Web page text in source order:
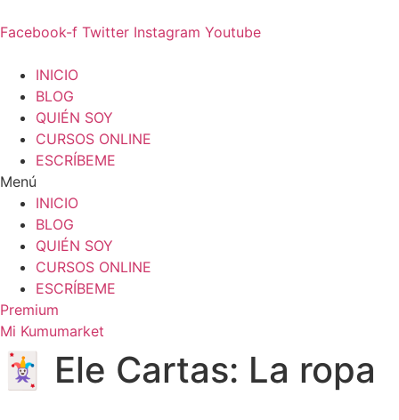
al
Facebook-f Twitter Instagram Youtube
INICIO
BLOG
QUIÉN SOY
CURSOS ONLINE
ESCRÍBEME
Menú
INICIO
BLOG
QUIÉN SOY
CURSOS ONLINE
ESCRÍBEME
Premium
Mi Kumumarket
🃏 Ele Cartas: La ropa